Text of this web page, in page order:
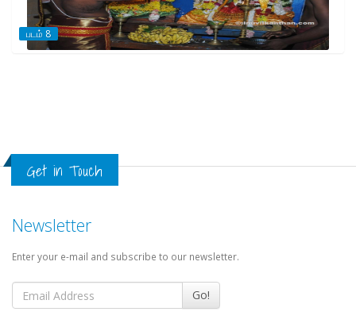
படம் 8
Get in Touch
Newsletter
Enter your e-mail and subscribe to our newsletter.
Go!